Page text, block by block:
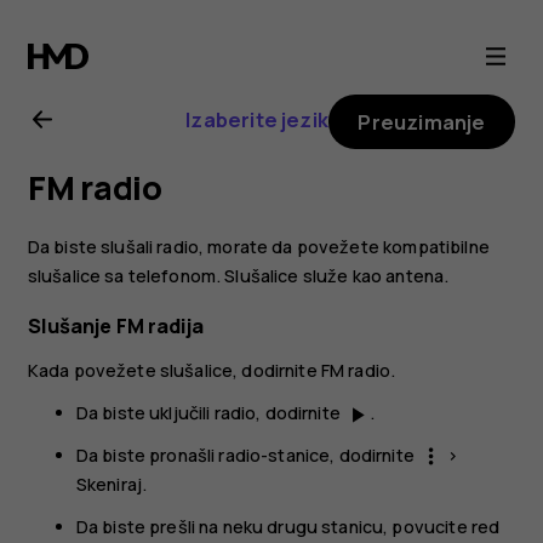
Nokia
6.2
uputstvo
za
korisnika
Izaberite jezik Preuzimanje
FM radio
Da biste slušali radio, morate da povežete kompatibilne
slušalice sa telefonom. Slušalice služe kao antena.
Slušanje FM radija
Kada povežete slušalice, dodirnite FM radio.
Da biste uključili radio, dodirnite play_arrow .
Da biste pronašli radio-stanice, dodirnite
more_vert
>
Skeniraj.
Da biste prešli na neku drugu stanicu, povucite red